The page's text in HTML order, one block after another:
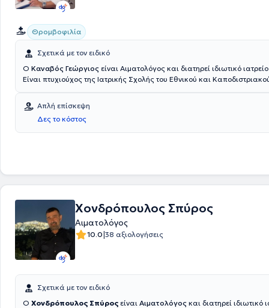
Θρομβοφιλία
Σχετικά με τον ειδικό
Ο Καναβός Γεώργιος είναι Αιματολόγος και διατηρεί ιδιωτικό
Είναι πτυχιούχος της Ιατρικής Σχολής του Εθνικού και
καταστάσεις θρομβοφιλίας (κληρονομικής και επίκτητης) και στην
κύησης. Επιπλέον, πέρα από το ιδιωτικό του ιατρείο, είναι Υπεύθυνος
Αιματολογικού Εργαστηρίου και του Τμήματος πήξης / αιμοδοσίας στη
- Μαιευτική Κλινική "ΡΕΑ". Τέλος, ο γιατρός είναι μέλος της Ελληνικής
Απλή επίσκεψη
Δες το κόστος
Χονδρόπουλος Σπύρος
Αιματολόγος
10.0|38 αξιολογήσεις
Σχετικά με τον ειδικό
Ο Χονδρόπουλος Σπύρος είναι Αιματολόγος και διατηρεί ιδιωτικό